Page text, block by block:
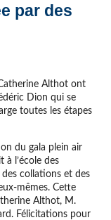
par des
Althot ont
Dion qui se
toutes les étapes
du gala plein air
l’école des
des collations et des
mêmes. Cette
Althot, M.
Félicitations pour